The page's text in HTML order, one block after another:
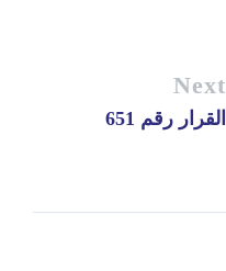
Next
القرار رقم 651